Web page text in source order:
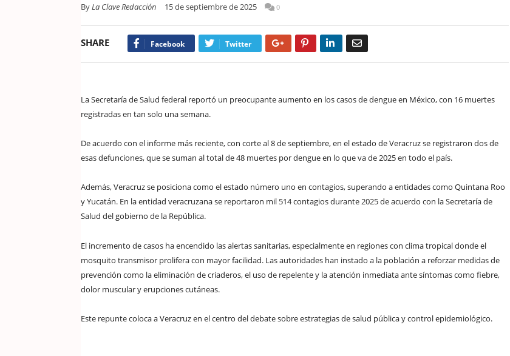
ByLa Clave Redacción 15 de septiembre de 2025 0
SHARE Facebook Twitter Google+ Pinterest LinkedIn
La Secretaría de Salud federal reportó un preocupante aumento en los casos de dengue en México, con 16 muertes
registradas en tan solo una semana.
De acuerdo con el informe más reciente, con corte al 8 de septiembre, en el estado de Veracruz se registraron dos de
esas defunciones, que se suman al total de 48 muertes por dengue en lo que va de 2025 en todo el país.
Además, Veracruz se posiciona como el estado número uno en contagios, superando a entidades como Quintana Roo
y Yucatán. En la entidad veracruzana se reportaron mil 514 contagios durante 2025 de acuerdo con la Secretaría de
Salud del gobierno de la República.
El incremento de casos ha encendido las alertas sanitarias, especialmente en regiones con clima tropical donde el
mosquito transmisor prolifera con mayor facilidad. Las autoridades han instado a la población a reforzar medidas de
prevención como la eliminación de criaderos, el uso de repelente y la atención inmediata ante síntomas como fiebre,
dolor muscular y erupciones cutáneas.
Este repunte coloca a Veracruz en el centro del debate sobre estrategias de salud pública y control epidemiológico.